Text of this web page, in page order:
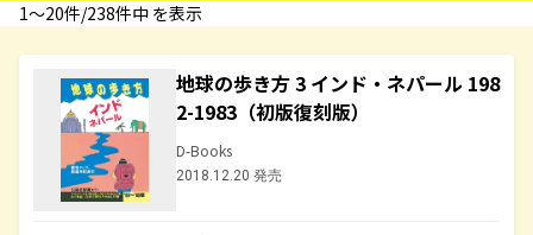
1〜20件/238件中 を表示
地球の歩き方 3 インド・ネパール 198
2-1983（初版復刻版）
D-Books
2018.12.20 発売